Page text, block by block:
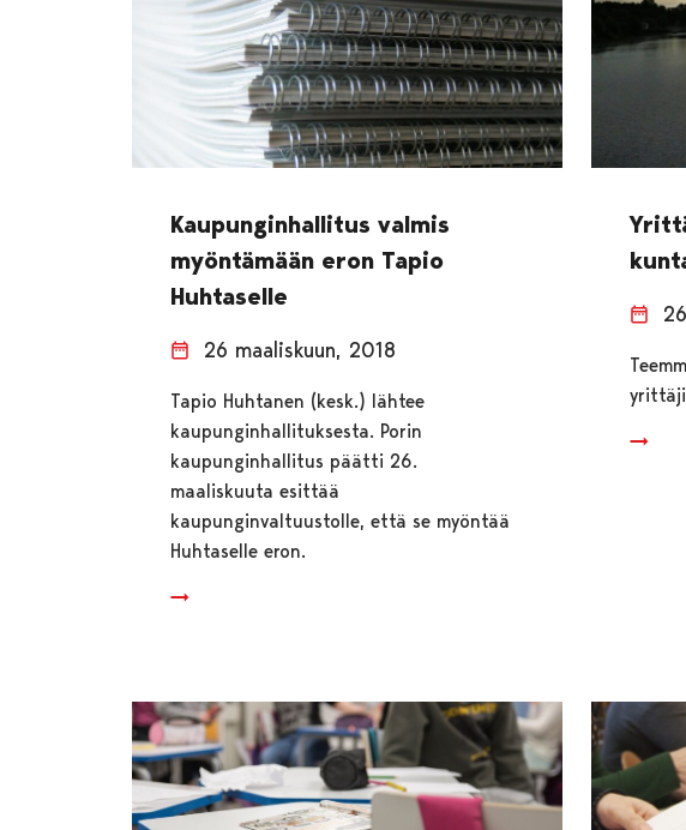
Kaupunginhallitus valmis
myöntämään eron Tapio
Huhtaselle
26 maaliskuun, 2018
Tapio Huhtanen (kesk.) lähtee
kaupunginhallituksesta. Porin
kaupunginhallitus päätti 26.
maaliskuuta esittää
kaupunginvaltuustolle, että se myöntää
Huhtaselle eron.